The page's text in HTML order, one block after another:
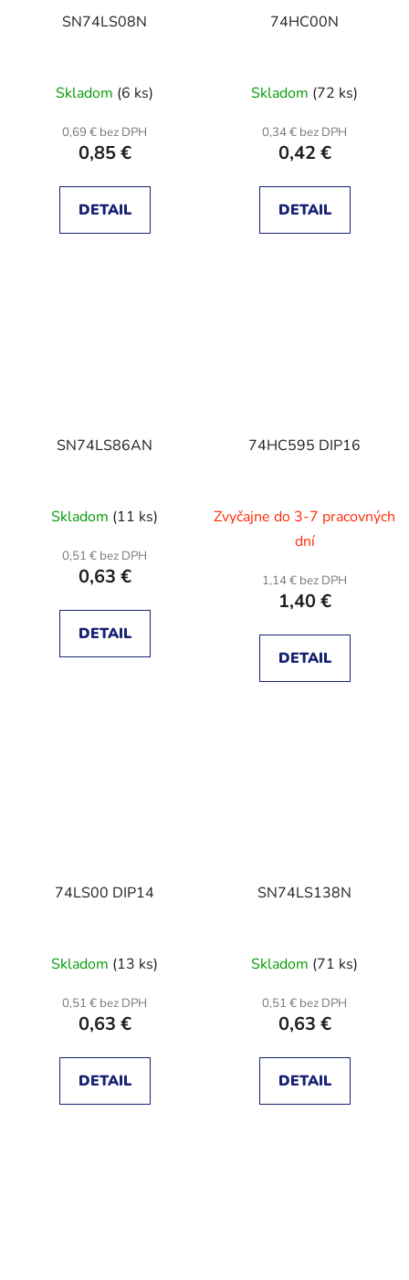
SN74LS08N
Skladom (6 ks)
0,69 € bez DPH
0,85 €
DETAIL
74HC00N
Skladom (72 ks)
0,34 € bez DPH
0,42 €
DETAIL
SN74LS86AN
Skladom (11 ks)
0,51 € bez DPH
0,63 €
DETAIL
74HC595 DIP16
Zvyčajne do 3-7 pracovných
dní
1,14 € bez DPH
1,40 €
DETAIL
74LS00 DIP14
Skladom (13 ks)
0,51 € bez DPH
0,63 €
DETAIL
SN74LS138N
Skladom (71 ks)
0,51 € bez DPH
0,63 €
DETAIL